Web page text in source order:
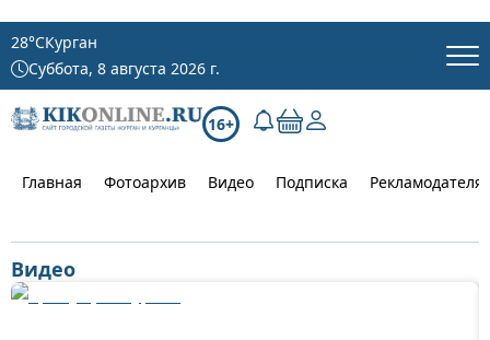
28°CКурган
Суббота, 8 августа 2026 г.
16+
Главная Фотоархив Видео Подписка
Видео